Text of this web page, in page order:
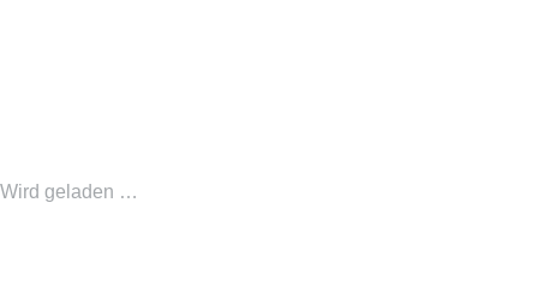
Wird geladen …